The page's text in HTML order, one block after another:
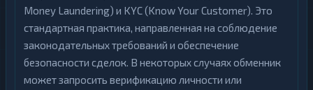
Money Laundering) и KYC (Know Your Customer). Это
стандартная практика, направленная на соблюдение
законодательных требований и обеспечение
безопасности сделок. В некоторых случаях обменник
может запросить верификацию личности или